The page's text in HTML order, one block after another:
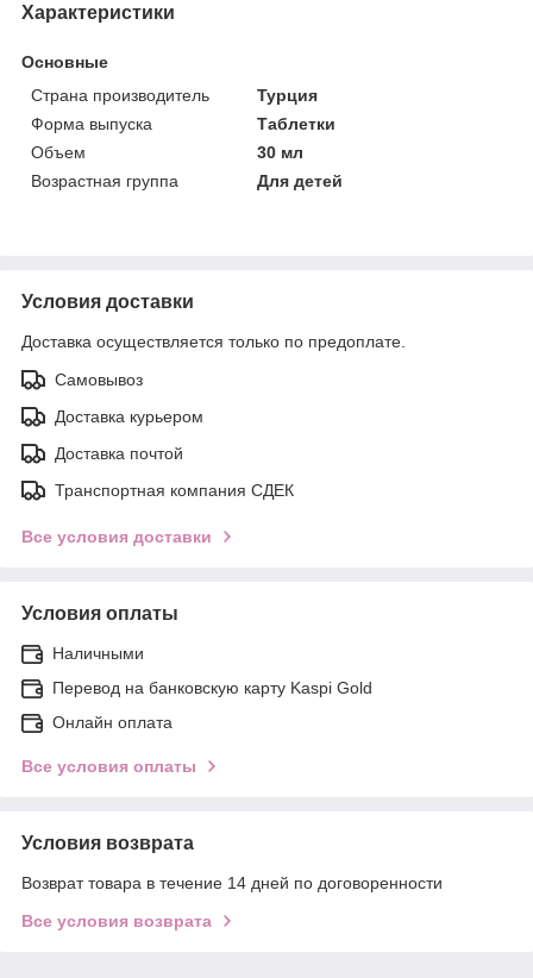
Характеристики
Основные
Страна производитель
Турция
Форма выпуска
Таблетки
Объем
30 мл
Возрастная группа
Для детей
Условия доставки
Доставка осуществляется только по предоплате.
Самовывоз
Доставка курьером
Доставка почтой
Транспортная компания СДЕК
Все условия доставки
Условия оплаты
Наличными
Перевод на банковскую карту Kaspi Gold
Онлайн оплата
Все условия оплаты
Условия возврата
Возврат товара в течение 14 дней по договоренности
Все условия возврата